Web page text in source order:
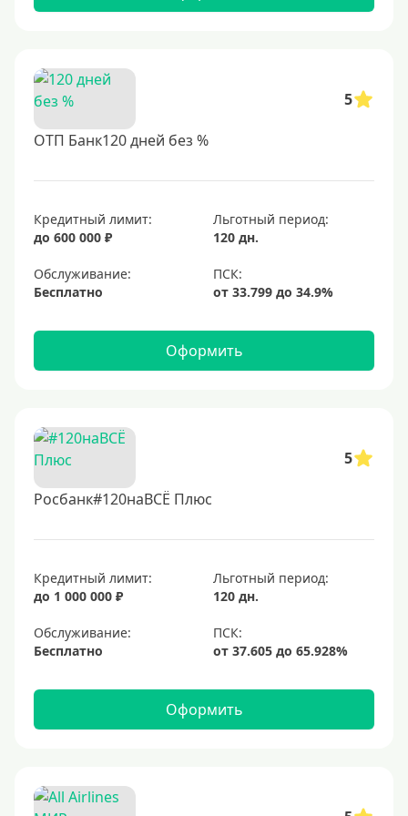
5
ОТП Банк120 дней без %
Кредитный лимит:
до 600 000 ₽
Льготный период:
120 дн.
Обслуживание:
Бесплатно
Оформить
5
Росбанк#120наВСЁ Плюс
Кредитный лимит:
до 1 000 000 ₽
Льготный период:
120 дн.
Обслуживание:
Бесплатно
Оформить